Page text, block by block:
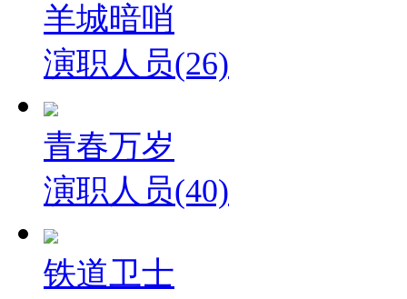
羊城暗哨
演职人员(26)
青春万岁
演职人员(40)
铁道卫士